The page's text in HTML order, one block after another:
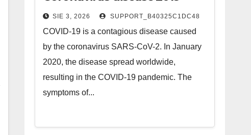
SIE 3, 2026 SUPPORT_B40325C1DC48
COVID-19 is a contagious disease caused
by the coronavirus SARS-CoV-2. In January
2020, the disease spread worldwide,
resulting in the COVID-19 pandemic. The
symptoms of...